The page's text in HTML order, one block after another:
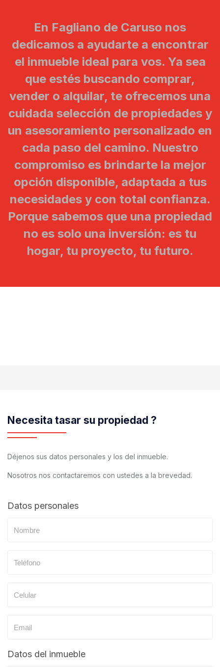
En Fagliano de Caruso nos
dedicamos a ayudarte a encontrar
el inmueble ideal para vos. Ya sea
que estés buscando comprar,
vender o alquilar, te ofrecemos una
cuidada selección de propiedades y
un asesoramiento personalizado en
cada paso del camino. Nuestro
compromiso es brindarte la mejor
opción disponible, adaptada a tus
necesidades y con total confianza.
Porque sabemos que una propiedad
no es solo una inversión: es tu
hogar, tu proyecto, tu futuro.
Necesita tasar su propiedad ?
Déjenos sus datos personales y los del inmueble.
Nosotros nos contactaremos con ustedes a la brevedad.
Datos personales
Datos del inmueble